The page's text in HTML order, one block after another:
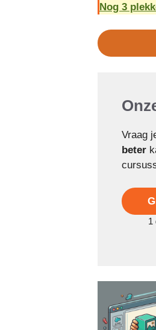
Nog 3
Vraag
beter
1